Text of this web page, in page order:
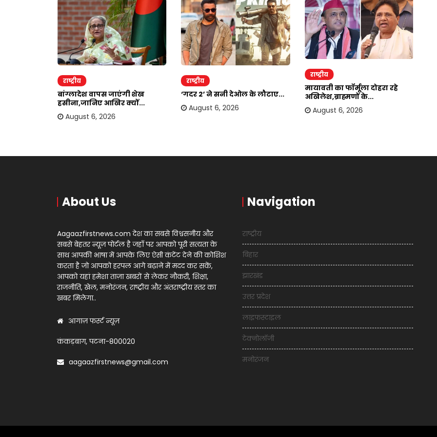
राष्ट्रीय
बांग्लादेश वापस जाएंगी शेख
हसीना,जानिए आखिर क्यों...
August 6, 2026
राष्ट्रीय
‘गदर 2’ ने सनी देओल के लौटाए...
August 6, 2026
राष्ट्रीय
मायावती का फॉर्मूला दोहरा रहे
अखिलेश,ब्राह्मणों के...
August 6, 2026
About Us
Aagaazfirstnews.com देश का सबसे विश्वसनीय और
सबसे बेहतर न्यूज़ पोर्टल है जहाँ पर आपको पूरी सत्यता के
साथ आपकी भाषा में आपके लिए ऐसी कंटेंट देने की कोशिश
करता है जो आपको हरपल आगे बढ़ाने में मदद कर सकें,
आपको यहां हमेशा ताज़ा खबरों से लेकर नौकरी, शिक्षा,
राजनीति, खेल, मनोरंजन, राष्ट्रीय और अंतराष्ट्रीय स्तर का
खबर मिलेगा..
आगाज़ फर्स्ट न्यूज़
कंकड़बाग, पटना-800020
aagaazfirstnews@gmail.com
Navigation
राष्ट्रीय
बिहार
झारखंड
उत्तर प्रदेश
लाइफस्टाइल
टेक्नोलॉजी
मनोरंजन